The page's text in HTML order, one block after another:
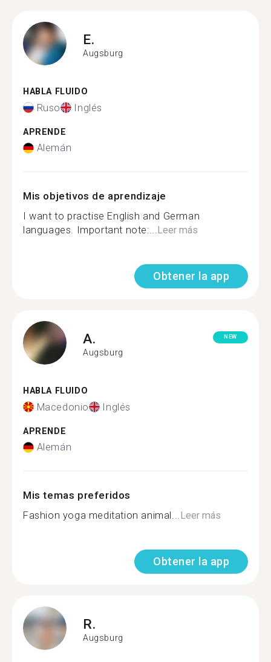
E.
Augsburg
HABLA FLUIDO
Ruso Inglés
APRENDE
Alemán
Mis objetivos de aprendizaje
I want to practise English and German
languages. Important note:...Leer más
Obtener la app
A.
Augsburg
NEW
HABLA FLUIDO
Macedonio Inglés
APRENDE
Alemán
Mis temas preferidos
Fashion yoga meditation animal...Leer más
Obtener la app
R.
Augsburg